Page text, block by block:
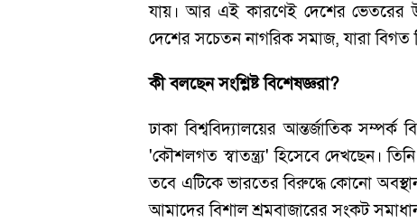
যায়। আর এই কারণেই দেশের ভেতরের
দেশের সচেতন নাগরিক সমাজ, যারা
কী বলছেন সংশ্লিষ্ট বিশেষজ্ঞরা?
ঢাকা বিশ্ববিদ্যালয়ের আন্তর্জাতিক
'কৌশলগত স্বাতন্ত্র্য' হিসেবে দেখছেন।
তবে এটিকে ভারতের বিরুদ্ধে কোনো
আমাদের বিশাল শ্রমবাজারের সংকট